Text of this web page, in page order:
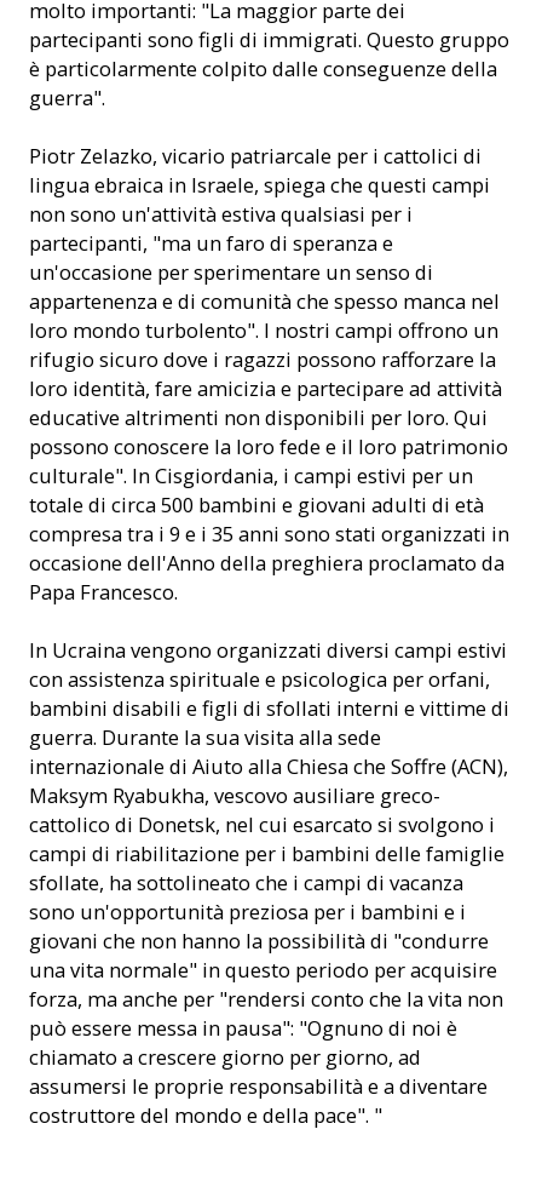
molto importanti: "La maggior parte dei
partecipanti sono figli di immigrati. Questo gruppo
è particolarmente colpito dalle conseguenze della
guerra".
Piotr Zelazko, vicario patriarcale per i cattolici di
lingua ebraica in Israele, spiega che questi campi
non sono un'attività estiva qualsiasi per i
partecipanti, "ma un faro di speranza e
un'occasione per sperimentare un senso di
appartenenza e di comunità che spesso manca nel
loro mondo turbolento". I nostri campi offrono un
rifugio sicuro dove i ragazzi possono rafforzare la
loro identità, fare amicizia e partecipare ad attività
educative altrimenti non disponibili per loro. Qui
possono conoscere la loro fede e il loro patrimonio
culturale". In Cisgiordania, i campi estivi per un
totale di circa 500 bambini e giovani adulti di età
compresa tra i 9 e i 35 anni sono stati organizzati in
occasione dell'Anno della preghiera proclamato da
Papa Francesco.
In Ucraina vengono organizzati diversi campi estivi
con assistenza spirituale e psicologica per orfani,
bambini disabili e figli di sfollati interni e vittime di
guerra. Durante la sua visita alla sede
internazionale di Aiuto alla Chiesa che Soffre (ACN),
Maksym Ryabukha, vescovo ausiliare greco-
cattolico di Donetsk, nel cui esarcato si svolgono i
campi di riabilitazione per i bambini delle famiglie
sfollate, ha sottolineato che i campi di vacanza
sono un'opportunità preziosa per i bambini e i
giovani che non hanno la possibilità di "condurre
una vita normale" in questo periodo per acquisire
forza, ma anche per "rendersi conto che la vita non
può essere messa in pausa": "Ognuno di noi è
chiamato a crescere giorno per giorno, ad
assumersi le proprie responsabilità e a diventare
costruttore del mondo e della pace". "